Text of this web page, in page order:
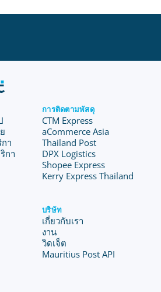
า
กา
การติดตามพัสดุ
CTM Express
aCommerce Asia
Thailand Post
DPX Logistics
Shopee Express
Kerry Express Thailand
บริษัท
เกี่ยวกับเรา
งาน
วิดเจ็ต
Mauritius Post API